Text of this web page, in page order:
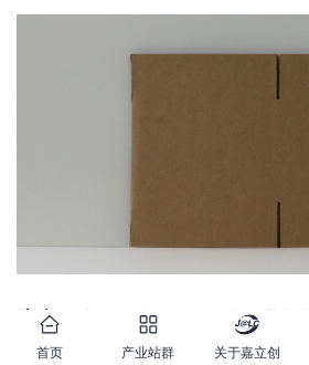
胶粘：
“胶粘”是指在印刷包装行业中
制作盒子或盒装产品。胶粘是将已经
首页 产业站群 关于嘉立创